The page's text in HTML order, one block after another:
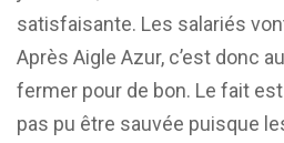
satisfaisante. Les salariés
Après Aigle Azur, c’est donc
fermer pour de bon. Le fait est
pas pu être sauvée puisque